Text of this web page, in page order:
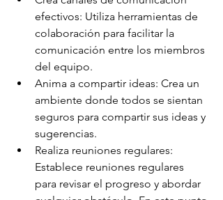
efectivos: Utiliza herramientas de
colaboración para facilitar la
comunicación entre los miembros
del equipo.
Anima a compartir ideas: Crea un
ambiente donde todos se sientan
seguros para compartir sus ideas y
sugerencias.
Realiza reuniones regulares:
Establece reuniones regulares
para revisar el progreso y abordar